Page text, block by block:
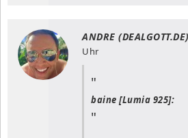
ANDRE (DEALGOTT.DE)
Uhr
baine [Lumia 925]: